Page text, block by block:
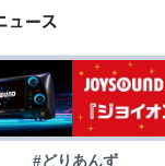
#どりあんず